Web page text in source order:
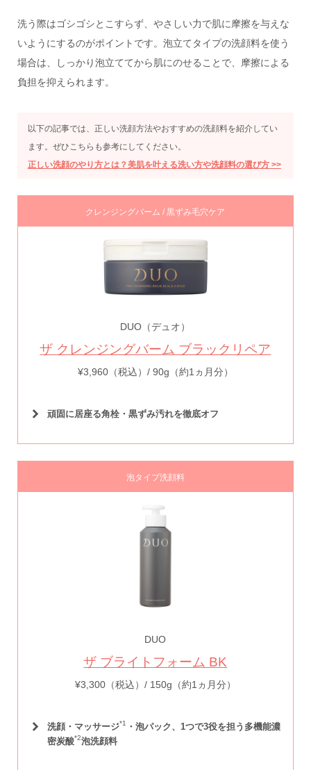
洗う際はゴシゴシとこすらず、やさしい力で肌に摩擦を与えな
いようにするのがポイントです。泡立てタイプの洗顔料を使う
場合は、しっかり泡立ててから肌にのせることで、摩擦による
負担を抑えられます。
以下の記事では、正しい洗顔方法やおすすめの洗顔料を紹介してい
ます。ぜひこちらも参考にしてください。
正しい洗顔のやり方とは？美肌を叶える洗い方や洗顔料の選び方 >>
クレンジングバーム / 黒ずみ毛穴ケア
DUO（デュオ）
ザ クレンジングバーム ブラックリペア
¥3,960（税込）/ 90g（約1ヵ月分）
頑固に居座る角栓・黒ずみ汚れを徹底オフ
泡タイプ洗顔料
DUO
ザ ブライトフォーム BK
¥3,300（税込）/ 150g（約1ヵ月分）
洗顔・マッサージ*1 ・泡パック、1つで3役を担う多機能濃
密炭酸*2泡洗顔料